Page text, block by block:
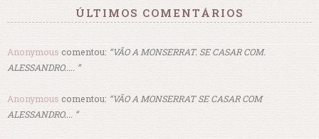
ÚLTIMOS COMENTÁRIOS
Anonymous comentou: “VÃO A MONSERRAT. SE CASAR COM.
ALESSANDRO..... ”
Anonymous comentou: “VÃO A MONSERRAT SE CASAR COM
ALESSANDRO.... ”